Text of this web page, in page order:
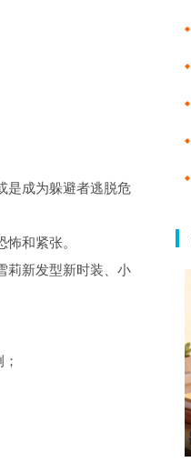
是成为躲避者逃脱危
和紧张。
莉新发型新时装、小